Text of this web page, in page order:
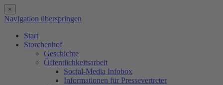
×
Navigation überspringen
Start
Storchenhof
Geschichte
Öffentlichkeitsarbeit
Social-Media Infobox
Informationen für Pressevertreter